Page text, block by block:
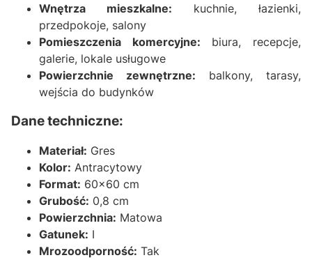
Wnętrza mieszkalne: kuchnie, łazienki,
przedpokoje, salony
Pomieszczenia komercyjne: biura, recepcje,
galerie, lokale usługowe
Powierzchnie zewnętrzne: balkony, tarasy,
wejścia do budynków
Dane techniczne:
Materiał: Gres
Kolor: Antracytowy
Format: 60x60 cm
Grubość: 0,8 cm
Powierzchnia: Matowa
Gatunek: I
Mrozoodporność: Tak